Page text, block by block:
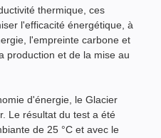
thermique, ces
l'efficacité énergétique, à
l'empreinte carbone et
production et de la mise au
d'énergie, le Glacier
Le résultat du test a été
de 25 °C et avec le